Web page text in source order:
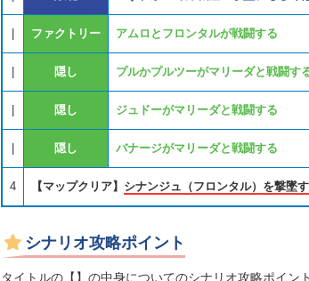
| ファクトリー アムロとフロンタルが戦闘する
| 隠し プルかプルツーがマリーダと戦闘す
| 隠し ジュドーがマリーダと戦闘する
| 隠し バナージがマリーダと戦闘する
4 【マップクリア】 シナンジュ（フロンタル）を撃墜
シナリオ攻略ポイント
タイトルの【】の中身についてのシナリオ攻略ポイン